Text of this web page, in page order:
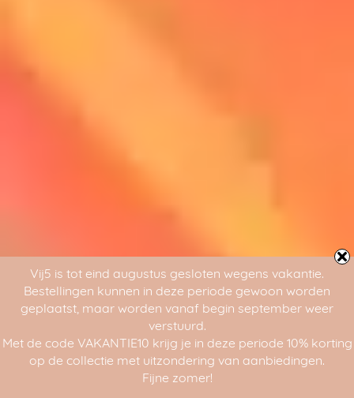
Vij5 is tot eind augustus gesloten wegens vakantie.
Bestellingen kunnen in deze periode gewoon worden
geplaatst, maar worden vanaf begin september weer
verstuurd.
Met de code VAKANTIE10 krijg je in deze periode 10% korting
op de collectie met uitzondering van aanbiedingen.
Fijne zomer!